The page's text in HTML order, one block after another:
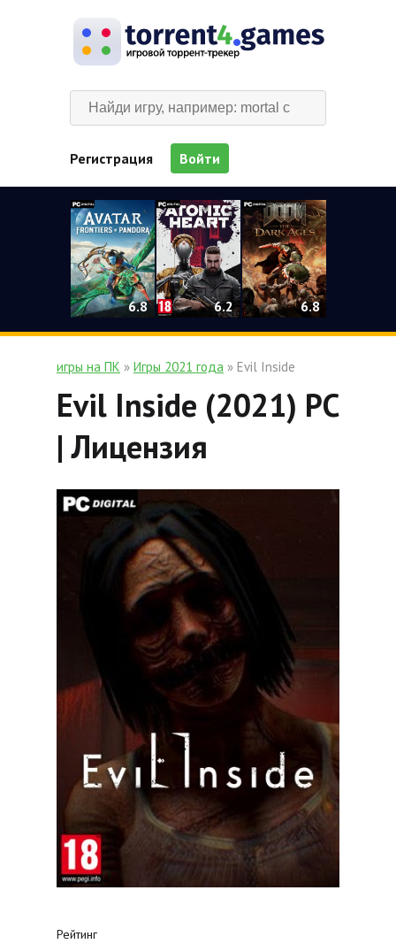
Регистрация Войти
6.8 6.2 6.8
игры на ПК » Игры 2021 года » Evil Inside
Evil Inside (2021) PC
| Лицензия
Рейтинг